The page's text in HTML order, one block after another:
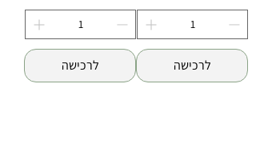
לרכישה לרכישה